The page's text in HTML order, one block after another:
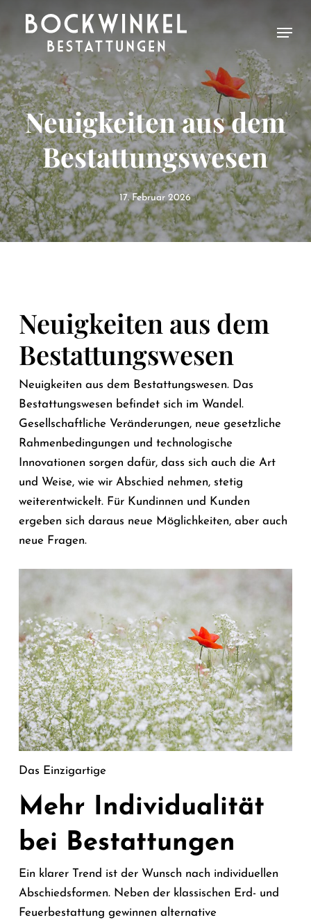
content
Menu
Neuigkeiten aus dem
Bestattungswesen
17. Februar 2026
Neuigkeiten aus dem
Bestattungswesen
Neuigkeiten aus dem Bestattungswesen. Das
Bestattungswesen befindet sich im Wandel.
Gesellschaftliche Veränderungen, neue gesetzliche
Rahmenbedingungen und technologische
Innovationen sorgen dafür, dass sich auch die Art
und Weise, wie wir Abschied nehmen, stetig
weiterentwickelt. Für Kundinnen und Kunden
ergeben sich daraus neue Möglichkeiten, aber auch
neue Fragen.
Das Einzigartige
Mehr Individualität
bei Bestattungen
Ein klarer Trend ist der Wunsch nach individuellen
Abschiedsformen. Neben der klassischen Erd- und
Feuerbestattung gewinnen alternative